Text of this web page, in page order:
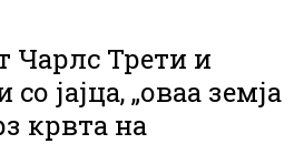
Чарлс Трети и
јајца, „оваа земја
крвта на